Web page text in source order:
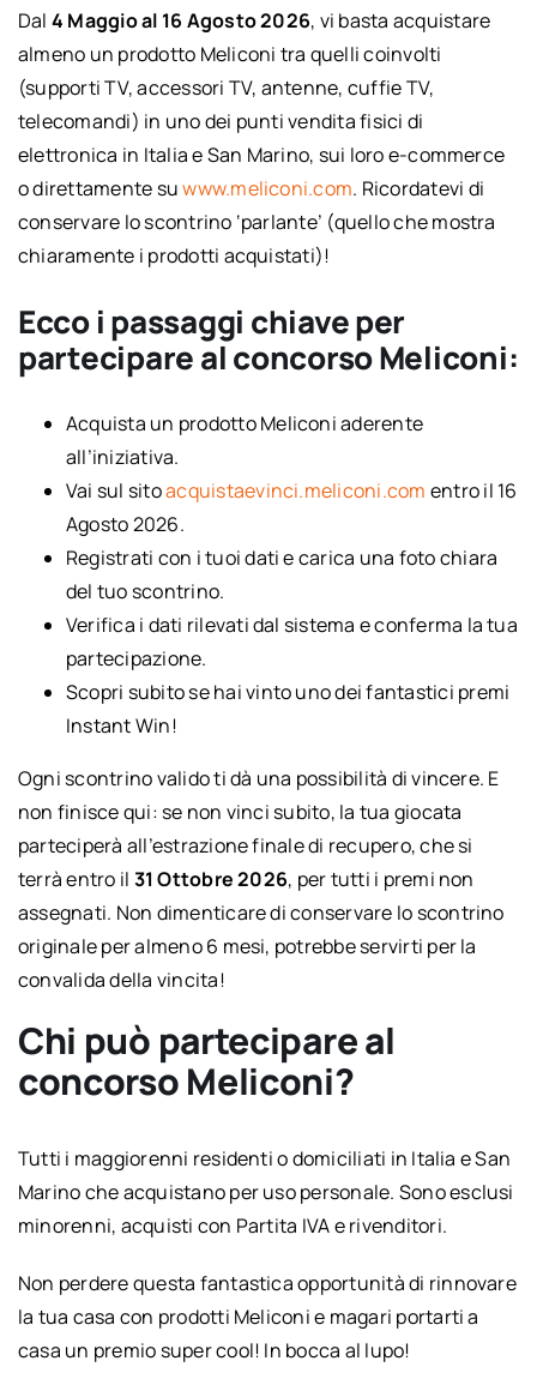
Dal 4 Maggio al 16 Agosto 2026, vi basta acquistare
almeno un prodotto Meliconi tra quelli coinvolti
(supporti TV, accessori TV, antenne, cuffie TV,
telecomandi) in uno dei punti vendita fisici di
elettronica in Italia e San Marino, sui loro e-commerce
o direttamente suwww.meliconi.com. Ricordatevi di
conservare lo scontrino ‘parlante’ (quello che mostra
chiaramente i prodotti acquistati)!
Ecco i passaggi chiave per
partecipare al concorso Meliconi:
Acquista un prodotto Meliconi aderente
all’iniziativa.
Vai sul sitoacquistaevinci.meliconi.com entro il 16
Agosto 2026.
Registrati con i tuoi dati e carica una foto chiara
del tuo scontrino.
Verifica i dati rilevati dal sistema e conferma la tua
partecipazione.
Scopri subito se hai vinto uno dei fantastici premi
Instant Win!
Ogni scontrino valido ti dà una possibilità di vincere. E
non finisce qui: se non vinci subito, la tua giocata
parteciperà all’estrazione finale di recupero, che si
terrà entro il 31 Ottobre 2026, per tutti i premi non
assegnati. Non dimenticare di conservare lo scontrino
originale per almeno 6 mesi, potrebbe servirti per la
convalida della vincita!
Chi può partecipare al
concorso Meliconi?
Tutti i maggiorenni residenti o domiciliati in Italia e San
Marino che acquistano per uso personale. Sono esclusi
minorenni, acquisti con Partita IVA e rivenditori.
Non perdere questa fantastica opportunità di rinnovare
la tua casa con prodotti Meliconi e magari portarti a
casa un premio super cool! In bocca al lupo!